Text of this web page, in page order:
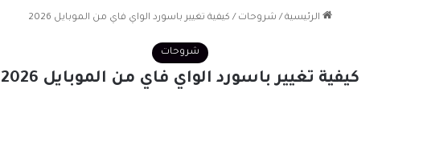
الرئيسية / شروحات / كيفية تغيير باسورد الواي فاي من الموبايل 2026
شروحات
كيفية تغيير باسورد الواي فاي من الموبايل 2026